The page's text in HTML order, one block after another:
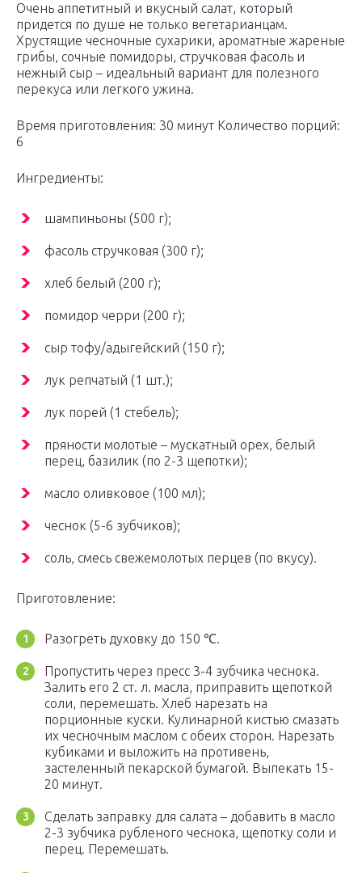
Очень аппетитный и вкусный салат, который
придется по душе не только вегетарианцам.
Хрустящие чесночные сухарики, ароматные жареные
грибы, сочные помидоры, стручковая фасоль и
нежный сыр – идеальный вариант для полезного
перекуса или легкого ужина.
Время приготовления: 30 минут Количество порций:
6
Ингредиенты:
шампиньоны (500 г);
фасоль стручковая (300 г);
хлеб белый (200 г);
помидор черри (200 г);
сыр тофу/адыгейский (150 г);
лук репчатый (1 шт.);
лук порей (1 стебель);
пряности молотые – мускатный орех, белый
перец, базилик (по 2-3 щепотки);
масло оливковое (100 мл);
чеснок (5-6 зубчиков);
соль, смесь свежемолотых перцев (по вкусу).
Приготовление:
Разогреть духовку до 150 ℃.
Пропустить через пресс 3-4 зубчика чеснока.
Залить его 2 ст. л. масла, приправить щепоткой
соли, перемешать. Хлеб нарезать на
порционные куски. Кулинарной кистью смазать
их чесночным маслом с обеих сторон. Нарезать
кубиками и выложить на противень,
застеленный пекарской бумагой. Выпекать 15-
20 минут.
Сделать заправку для салата – добавить в масло
2-3 зубчика рубленого чеснока, щепотку соли и
перец. Перемешать.